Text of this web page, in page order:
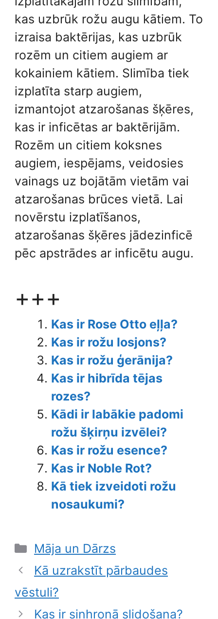
kas uzbrūk rožu augu kātiem. To
izraisa baktērijas, kas uzbrūk
rozēm un citiem augiem ar
kokainiem kātiem. Slimība tiek
izplatīta starp augiem,
izmantojot atzarošanas šķēres,
kas ir inficētas ar baktērijām.
Rozēm un citiem koksnes
augiem, iespējams, veidosies
vainags uz bojātām vietām vai
atzarošanas brūces vietā. Lai
novērstu izplatīšanos,
atzarošanas šķēres jādezinficē
pēc apstrādes ar inficētu augu.
+++
Kas ir Rose Otto eļļa?
Kas ir rožu losjons?
Kas ir rožu ģerānija?
Kas ir hibrīda tējas
rozes?
Kādi ir labākie padomi
rožu šķirņu izvēlei?
Kas ir rožu esence?
Kas ir Noble Rot?
Kā tiek izveidoti rožu
nosaukumi?
Categories
Māja un Dārzs
Kā uzrakstīt pārbaudes
vēstuli?
Kas ir sinhronā slidošana?